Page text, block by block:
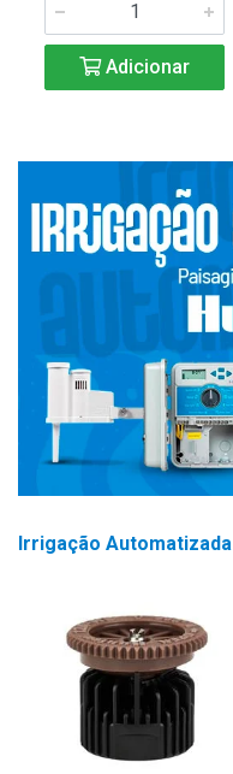
Adicionar
Irrigação Automatizada